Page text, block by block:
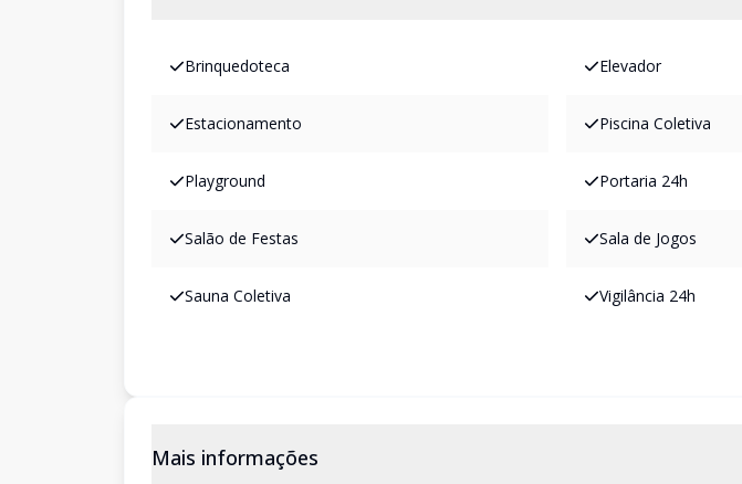
Brinquedoteca Elevador
Estacionamento Piscina Coletiva
Playground Portaria 24h
Salão de Festas Sala de Jogos
Sauna Coletiva Vigilância 24h
Mais informações